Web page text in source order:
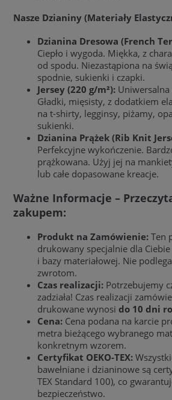
Nasze Dzianiny (Materiały
Dzianina Dresowa (French
Ciepło i wygoda. Miękka, z
od spodu. Niezastąpiona na
spodnie, sukienki i czapki.
Jersey (220 g/m²): Uniwersalna
Gładki, mięsisty, z dodatkiem
na t-shirty, legginsy, piżamy,
sukienki.
Dzianina Prążek (Rib Knit
Perfekcyjne wykończenie.
prążkowana. Użyj jej na
lub całe dopasowane kreacje.
Ważne Informacje –
zakupem:
Produkt na Zamówienie: Ten
drukowany specjalnie dla
i bazy materiałowej. Nie
zwrotom.
Czas realizacji: Potrzebujemy
zadziała! Czas realizacji
drukowane wynosi do 10 dni
Cena: Cena podana na karcie
metra bieżącego wybranego
konkretnym wzorem.
Certyfikat OEKO-TEX:
bawełniane i dzianinowe są
TEX Standard 100), co
bezpieczeństwo.